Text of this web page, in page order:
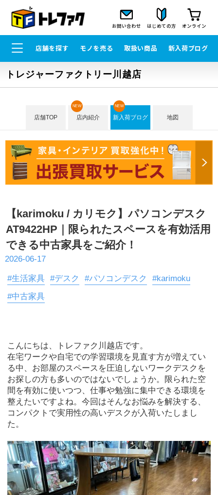
お問い合わせ はじめての方 オンライン
店舗を探す モノを売る 取扱い商品 新入荷ブログ
トレジャーファクトリー川越店
店舗TOP 店内紹介
NEW
新入荷ブログ
NEW
地図
【karimoku / カリモク】パソコンデスク
AT9422HP｜限られたスペースを有効活用
できる中古家具をご紹介！
2026-06-17
#生活家具 #デスク #パソコンデスク
#karimoku
#中古家具
こんにちは、トレファク川越店です。
在宅ワークや自宅での学習環境を見直す方が増えてい
る中、お部屋のスペースを圧迫しないワークデスクを
お探しの方も多いのではないでしょうか。限られた空
間を有効に使いつつ、仕事や勉強に集中できる環境を
整えたいですよね。今回はそんなお悩みを解決する、
コンパクトで実用性の高いデスクが入荷いたしまし
た。